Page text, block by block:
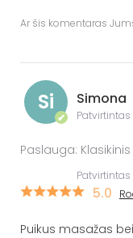
Ar šis komentaras
Si
✔
Simona
Paslauga:
5.0
Puikus masažas